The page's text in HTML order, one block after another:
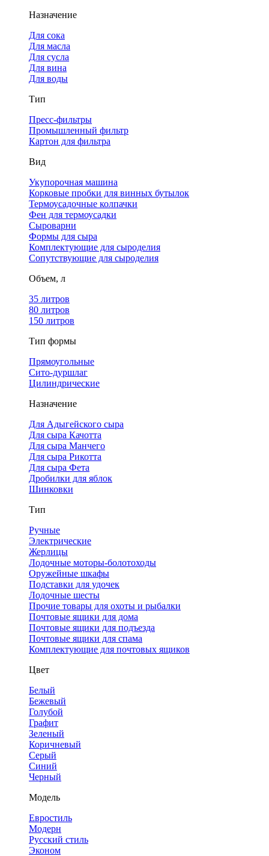
Назначение
Для сока
Для масла
Для сусла
Для вина
Для воды
Тип
Пресс-фильтры
Промышленный фильтр
Картон для фильтра
Вид
Укупорочная машина
Корковые пробки для винных бутылок
Термоусадочные колпачки
Фен для термоусадки
Сыроварни
Формы для сыра
Комплектующие для сыроделия
Сопутствующие для сыроделия
Объем, л
35 литров
80 литров
150 литров
Тип формы
Прямоугольные
Сито-дуршлаг
Цилиндрические
Назначение
Для Адыгейского сыра
Для сыра Качотта
Для сыра Манчего
Для сыра Рикотта
Для сыра Фета
Дробилки для яблок
Шинковки
Тип
Ручные
Электрические
Жерлицы
Лодочные моторы-болотоходы
Оружейные шкафы
Подставки для удочек
Лодочные шесты
Прочие товары для охоты и рыбалки
Почтовые ящики для дома
Почтовые ящики для подъезда
Почтовые ящики для спама
Комплектующие для почтовых ящиков
Цвет
Белый
Бежевый
Голубой
Графит
Зеленый
Коричневый
Серый
Синий
Черный
Модель
Евростиль
Модерн
Русский стиль
Эконом